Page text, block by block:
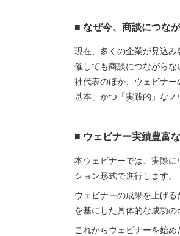
■ なぜ今、商談につな
現在、多くの企業が見込
催しても商談につながら
社代表のほか、ウェビナ
基本」かつ「実践的」なノ
■ ウェビナー実績豊富
本ウェビナーでは、実際
ション形式で進行します。
ウェビナーの成果を上げ
を基にした具体的な成功の
これからウェビナーを始